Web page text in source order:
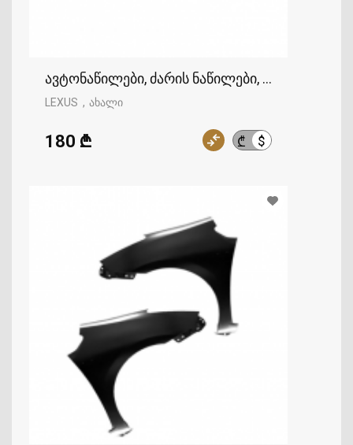
ავტონაწილები, ძარის ნაწილები, ფრთა,
LEXUS ახალი
₾ $
180 ₾